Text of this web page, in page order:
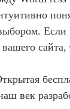
Если
век